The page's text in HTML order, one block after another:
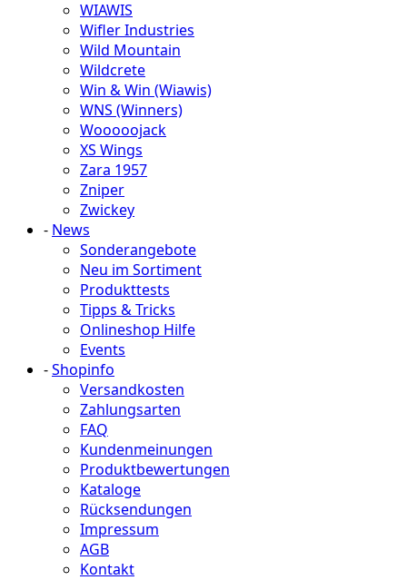
WIAWIS
Wifler Industries
Wild Mountain
Wildcrete
Win & Win (Wiawis)
WNS (Winners)
Wooooojack
XS Wings
Zara 1957
Zniper
Zwickey
- News
Sonderangebote
Neu im Sortiment
Produkttests
Tipps & Tricks
Onlineshop Hilfe
Events
-Shopinfo
Versandkosten
Zahlungsarten
FAQ
Kundenmeinungen
Produktbewertungen
Kataloge
Rücksendungen
Impressum
AGB
Kontakt